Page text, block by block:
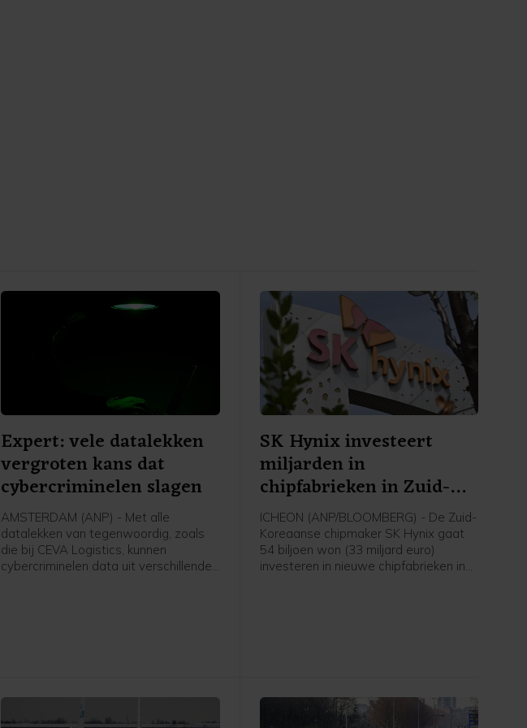
Expert: vele datalekken
vergroten kans dat
cybercriminelen slagen
AMSTERDAM (ANP) - Met alle
datalekken van tegenwoordig, zoals
die bij CEVA Logistics, kunnen
cybercriminelen data uit verschillende
laten weten last te hebben van het
cyberincident bij CEVA. Daarbij zijn
SK Hynix investeert
miljarden in
chipfabrieken in Zuid-
Korea
ICHEON (ANP/BLOOMBERG) - De Zuid-
Koreaanse chipmaker SK Hynix gaat
54 biljoen won (33 miljard euro)
investeren in nieuwe chipfabrieken in
april 2031.